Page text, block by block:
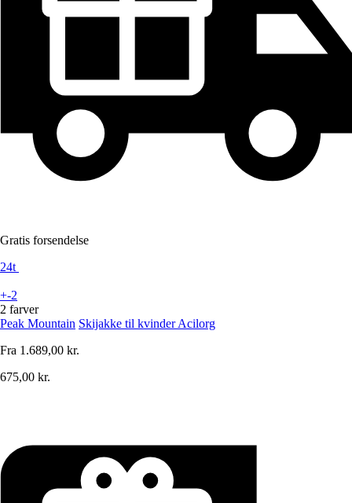
Gratis forsendelse
24t
+-2
2 farver
Peak Mountain Skijakke til kvinder Acilorg
Fra 1.689,00 kr.
675,00 kr.